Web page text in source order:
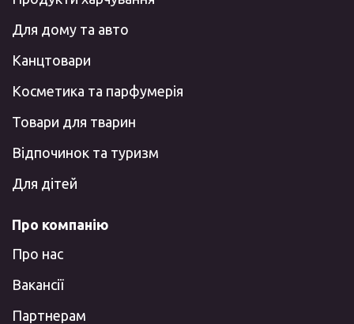
Для дому та авто
Канцтовари
Косметика та парфумерія
Товари для тварин
Відпочинок та туризм
Для дітей
Про компанію
Про нас
Вакансії
Партнерам